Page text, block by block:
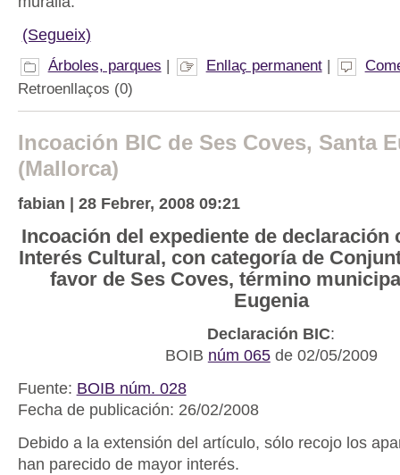
(Segueix)
Árboles, parques Enllaç permanent|
Retroenllaços (0)
Incoación BIC de Ses Coves, Santa
(Mallorca)
fabian | 28 Febrer, 2008 09:21
Incoación del expediente de declaración
Interés Cultural, con categoría de
favor de Ses Coves, término
Eugenia
Declaración BIC:
BOIB núm 065de 02/05/2009
Fuente: BOIB núm. 028
Fecha de publicación: 26/02/2008
Debido a la extensión del artículo, sólo recojo los
han parecido de mayor interés.